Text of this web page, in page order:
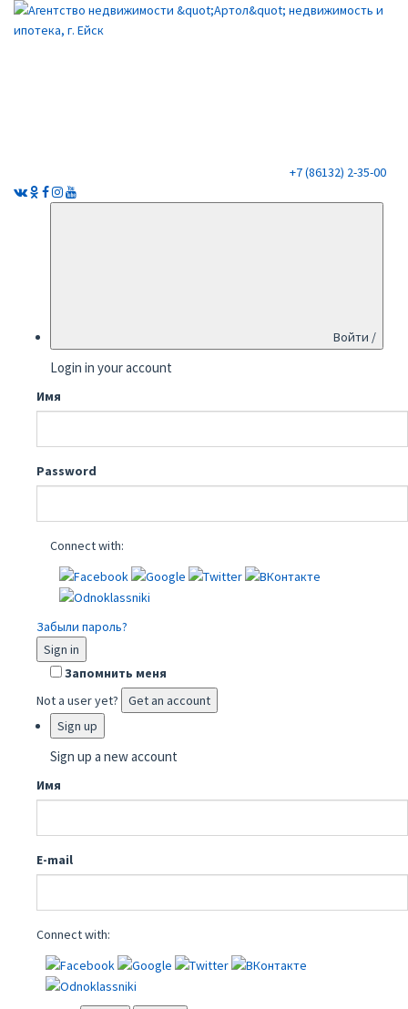
+7 (86132) 2-35-00
Войти /
Login in your account
Имя
Password
Connect with:
Забыли пароль?
Sign in
Запомнить меня
Not a user yet?
Get an account
Sign up
Sign up a new account
Имя
E-mail
Connect with: